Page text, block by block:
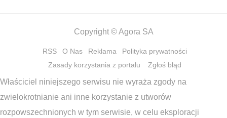
Copyright © Agora SA
RSS O Nas Reklama
Polityka prywatności
Zasady korzystania z portalu
Zgłoś błąd
Właściciel niniejszego serwisu nie wyraża zgody na
zwielokrotnianie ani inne korzystanie z utworów
rozpowszechnionych w tym serwisie, w celu eksploracji